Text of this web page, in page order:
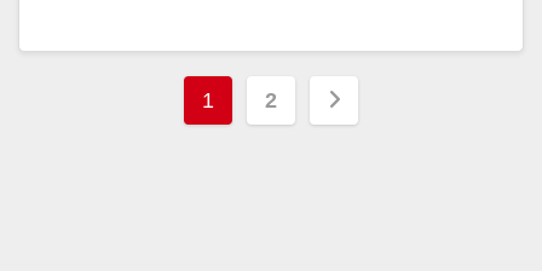
Posts
1 2